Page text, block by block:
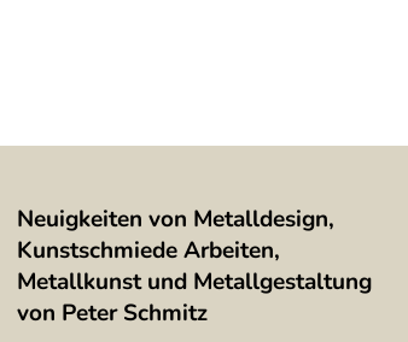
Neuigkeiten von Metalldesign,
Kunstschmiede Arbeiten,
Metallkunst und Metallgestaltung
von Peter Schmitz